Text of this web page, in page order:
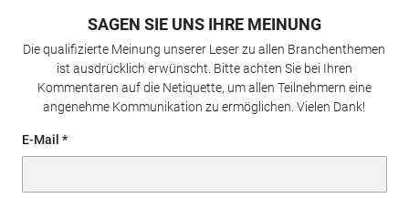
SAGEN SIE UNS IHRE MEINUNG
Die qualifizierte Meinung unserer Leser zu allen Branchenthemen
ist ausdrücklich erwünscht. Bitte achten Sie bei Ihren
Kommentaren auf die Netiquette, um allen Teilnehmern eine
angenehme Kommunikation zu ermöglichen. Vielen Dank!
E-Mail